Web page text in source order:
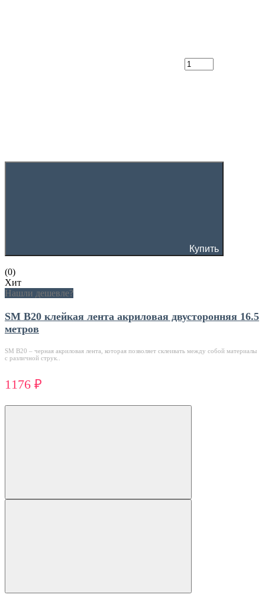
Купить
(0)
Хит
Нашли дешевле?
SM B20 клейкая лента акриловая двусторонняя 16.5
метров
SM В20 – черная акриловая лента, которая позволяет склеивать между собой материалы
с различной струк..
1176 ₽